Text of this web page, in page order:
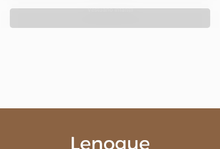
Vestuário Infantil